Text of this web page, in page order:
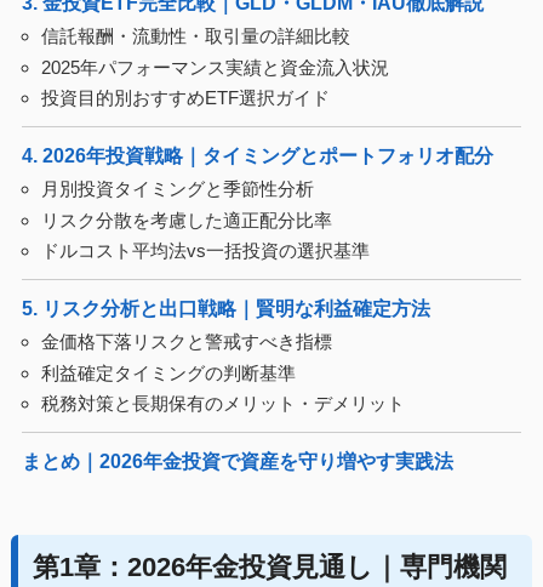
信託報酬・流動性・取引量の詳細比較
2025年パフォーマンス実績と資金流入状況
投資目的別おすすめETF選択ガイド
4. 2026年投資戦略｜タイミングとポートフォリオ配分
月別投資タイミングと季節性分析
リスク分散を考慮した適正配分比率
ドルコスト平均法vs一括投資の選択基準
5. リスク分析と出口戦略｜賢明な利益確定方法
金価格下落リスクと警戒すべき指標
利益確定タイミングの判断基準
税務対策と長期保有のメリット・デメリット
まとめ｜2026年金投資で資産を守り増やす実践法
第1章：2026年金投資見通し｜専門機関